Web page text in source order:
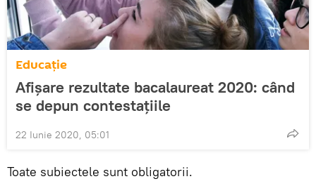
Educație
Afișare rezultate bacalaureat 2020: când
se depun contestațiile
22 Iunie 2020, 05:01
Toate subiectele sunt obligatorii.